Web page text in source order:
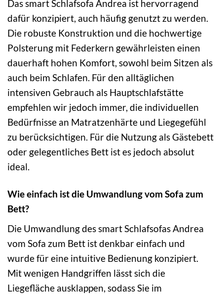
Das smart Schlafsofa Andrea ist hervorragend
dafür konzipiert, auch häufig genutzt zu werden.
Die robuste Konstruktion und die hochwertige
Polsterung mit Federkern gewährleisten einen
dauerhaft hohen Komfort, sowohl beim Sitzen als
auch beim Schlafen. Für den alltäglichen
intensiven Gebrauch als Hauptschlafstätte
empfehlen wir jedoch immer, die individuellen
Bedürfnisse an Matratzenhärte und Liegegefühl
zu berücksichtigen. Für die Nutzung als Gästebett
oder gelegentliches Bett ist es jedoch absolut
ideal.
Wie einfach ist die Umwandlung vom Sofa zum
Bett?
Die Umwandlung des smart Schlafsofas Andrea
vom Sofa zum Bett ist denkbar einfach und
wurde für eine intuitive Bedienung konzipiert.
Mit wenigen Handgriffen lässt sich die
Liegefläche ausklappen, sodass Sie im